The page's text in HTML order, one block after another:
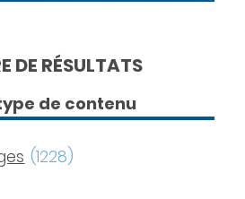
DE RÉSULTATS
de contenu
(1228)